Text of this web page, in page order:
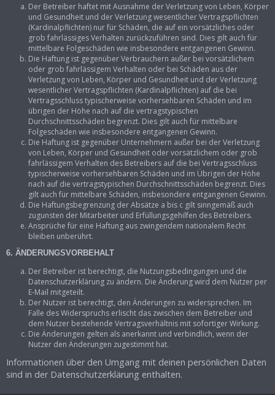
Der Betreiber haftet mit Ausnahme der Verletzung von Leben, Körper
und Gesundheit und der Verletzung wesentlicher Vertragspflichten
(Kardinalpflichten) nur für Schäden, die auf ein vorsätzliches oder
grob fahrlässiges Verhalten zurückzuführen sind. Dies gilt auch für
mittelbare Folgeschäden wie insbesondere entgangenen Gewinn.
Die Haftung ist gegenüber Verbrauchern außer bei vorsätzlichem
oder grob fahrlässigem Verhalten oder bei Schäden aus der
Verletzung von Leben, Körper und Gesundheit und der Verletzung
wesentlicher Vertragspflichten (Kardinalpflichten) auf die bei
Vertragsschluss typischerweise vorhersehbaren Schäden und im
übrigen der Höhe nach auf die vertragstypischen
Durchschnittsschäden begrenzt. Dies gilt auch für mittelbare
Folgeschäden wie insbesondere entgangenen Gewinn.
Die Haftung ist gegenüber Unternehmern außer bei der Verletzung
von Leben, Körper und Gesundheit oder vorsätzlichem oder grob
fahrlässigem Verhalten des Betreibers auf die bei Vertragsschluss
typischerweise vorhersehbaren Schäden und im Übrigen der Höhe
nach auf die vertragstypischen Durchschnittsschäden begrenzt. Dies
gilt auch für mittelbare Schäden, insbesondere entgangenen Gewinn.
Die Haftungsbegrenzung der Absätze a bis c gilt sinngemäß auch
zugunsten der Mitarbeiter und Erfüllungsgehilfen des Betreibers.
Ansprüche für eine Haftung aus zwingendem nationalem Recht
bleiben unberührt.
6. ÄNDERUNGSVORBEHALT
Der Betreiber ist berechtigt, die Nutzungsbedingungen und die
Datenschutzerklärung zu ändern. Die Änderung wird dem Nutzer per
E-Mail mitgeteilt.
Der Nutzer ist berechtigt, den Änderungen zu widersprechen. Im
Falle des Widerspruchs erlischt das zwischen dem Betreiber und
dem Nutzer bestehende Vertragsverhältnis mit sofortiger Wirkung.
Die Änderungen gelten als anerkannt und verbindlich, wenn der
Nutzer den Änderungen zugestimmt hat.
Informationen über den Umgang mit deinen persönlichen Daten
sind in der Datenschutzerklärung enthalten.